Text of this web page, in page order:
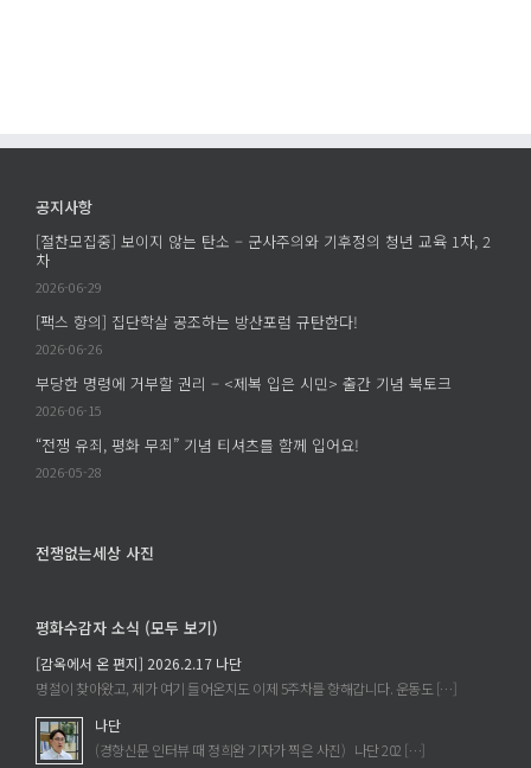
공지사항
[절찬모집중] 보이지 않는 탄소 – 군사주의와 기후정의 청년 교육 1차, 2
차
2026-06-29
[팩스 항의] 집단학살 공조하는 방산포럼 규탄한다!
2026-06-26
부당한 명령에 거부할 권리 – <제복 입은 시민> 출간 기념 북토크
2026-06-15
“전쟁 유죄, 평화 무죄” 기념 티셔츠를 함께 입어요!
2026-05-28
전쟁없는세상 사진
평화수감자 소식 (모두 보기)
[감옥에서 온 편지] 2026.2.17 나단
명절이 찾아왔고, 제가 여기 들어온지도 이제 5주차를 향해갑니다. 운동도 […]
나단
(경향신문 인터뷰 때 정희완 기자가 찍은 사진) 나단 202 […]